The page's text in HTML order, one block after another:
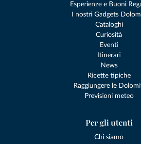
Esperienze e Buoni
I nostri Gadgets
Cataloghi
Curiosità
Eventi
Itinerari
News
Ricette tipiche
Raggiungere le
Previsioni meteo
Per gli utenti
Chi siamo